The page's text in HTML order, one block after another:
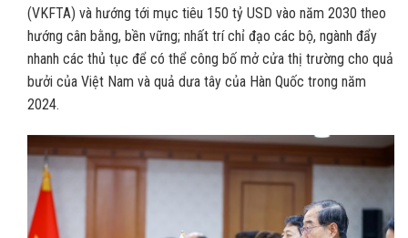
(VKFTA) và hướng tới mục tiêu 150 tỷ USD vào năm 2030 theo
hướng cân bằng, bền vững; nhất trí chỉ đạo các bộ, ngành đẩy
nhanh các thủ tục để có thể công bố mở cửa thị trường cho quả
bưởi của Việt Nam và quả dưa tây của Hàn Quốc trong năm
2024.